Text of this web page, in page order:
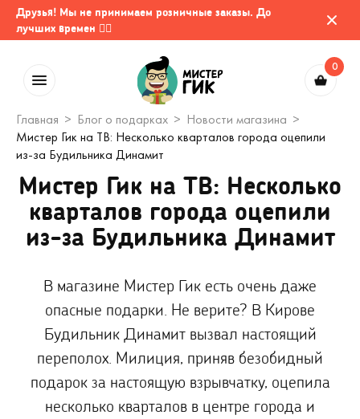
Друзья! Мы не принимаем розничные заказы. До
лучших времен 🤷‍♂️
0
Главная Блог о подарках
Новости магазина
Мистер Гик на ТВ: Несколько кварталов города оцепили
из-за Будильника Динамит
Мистер Гик на ТВ: Несколько
кварталов города оцепили
из-за Будильника Динамит
В магазине Мистер Гик есть очень даже
опасные подарки. Не верите? В Кирове
Будильник Динамит вызвал настоящий
переполох. Милиция, приняв безобидный
подарок за настоящую взрывчатку, оцепила
несколько кварталов в центре города и